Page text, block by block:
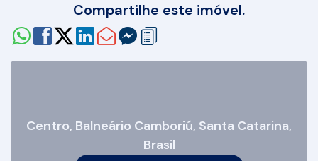
Compartilhe este imóvel.
Centro, Balneário Camboriú, Santa Catarina,
Brasil